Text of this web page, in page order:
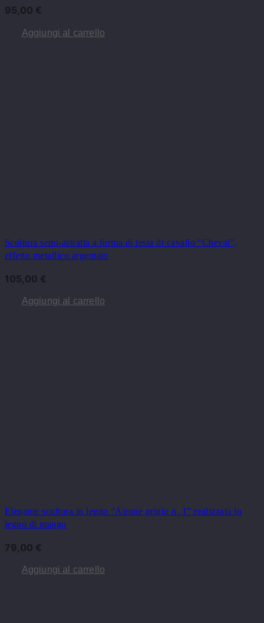
95,00 €
Aggiungi al carrello
Scultura semi-astratta a forma di testa di cavallo "Cheval",
effetto metallico argentato
105,00 €
Aggiungi al carrello
Elegante scultura in legno “Airone grigio n. 1” realizzata in
legno di mango
79,00 €
Aggiungi al carrello